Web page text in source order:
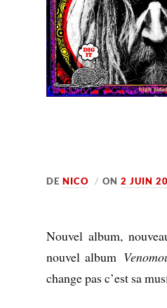
DENICO ON2 JUIN
Nouvel album,
nouvel album
change pas c’est sa